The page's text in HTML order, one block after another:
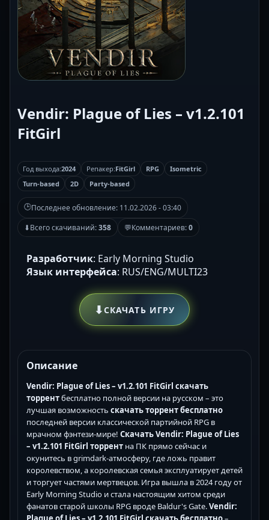
Vendir: Plague of Lies – v1.2.101
FitGirl
Год выхода:2024 Репакер:FitGirl RPG
Isometric
Turn-based
2D Party-based
🕒Последнее обновление: 11.02.2026 - 03:40
⬇Всего скачиваний:358 💬Комментариев:0
Разработчик: Early Morning Studio
Язык интерфейса: RUS/ENG/MULTI23
⬇СКАЧАТЬ ИГРУ
Описание
Vendir: Plague of Lies – v1.2.101 FitGirl скачать
торрентбесплатно полной версии на русском – это
лучшая возможность скачать торрент бесплатно
последней версии классической партийной RPG в
мрачном фэнтези-мире! Скачать Vendir: Plague of Lies
– v1.2.101 FitGirl торрент на ПК прямо сейчас и
окунитесь в grimdark-атмосферу, где ложь правит
королевством, а королевская семья эксплуатирует детей
и торгует частями мертвецов. Игра вышла в 2024 году от
Early Morning Studio и стала настоящим хитом среди
фанатов старой школы RPG вроде Baldur's Gate.Vendir: